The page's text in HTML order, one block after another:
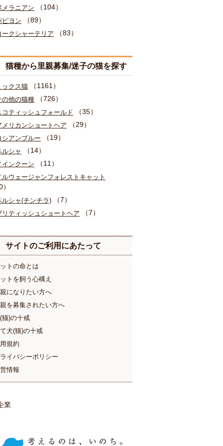
メラニアン （104）
ピヨン （89）
ークシャーテリア （83）
猫種から里親募集/迷子の猫を探す
ックス猫 （1161）
の他の猫種 （726）
コティッシュフォールド （35）
メリカンショートヘア （29）
シアンブルー （19）
ルシャ （14）
インクーン （11）
ルウェージャンフォレストキャット
ルシャ(チンチラ) （7）
リティッシュショートヘア （7）
サイトのご利用にあたって
トの命とは
トを飼う心構え
になりたい方へ
を募集されたい方へ
猫)の十戒
犬(猫)の十戒
規約
イバシーポリシー
情報
業